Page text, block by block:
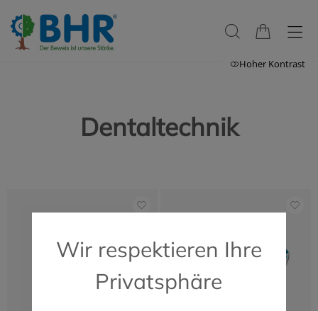
Hoher Kontrast
Dentaltechnik
Wir respektieren Ihre
Privatsphäre